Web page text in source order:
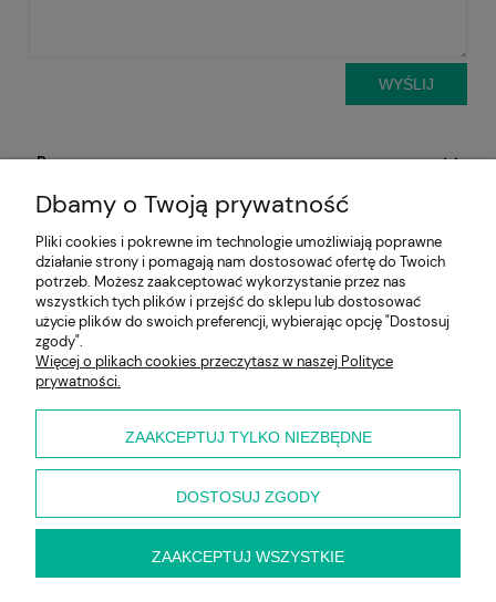
WYŚLIJ
Pomoc
Aktualności
Moje konto
Płatności i dostawa
Informacje
Dbamy o Twoją prywatność
Pliki cookies i pokrewne im technologie umożliwiają poprawne
działanie strony i pomagają nam dostosować ofertę do Twoich
potrzeb. Możesz zaakceptować wykorzystanie przez nas
wszystkich tych plików i przejść do sklepu lub dostosować
użycie plików do swoich preferencji, wybierając opcję "Dostosuj
zgody".
Więcej o plikach cookies przeczytasz w naszej Polityce
prywatności.
ZAAKCEPTUJ TYLKO NIEZBĘDNE
DOSTOSUJ ZGODY
ZAAKCEPTUJ WSZYSTKIE